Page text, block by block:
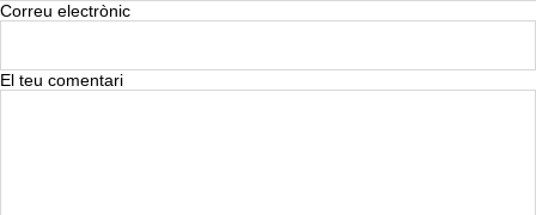
Correu electrònic
El teu comentari